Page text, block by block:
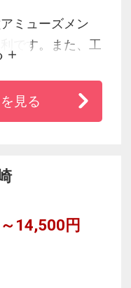
ミューズメン
です。また、工
ジネス、レジャ
会場もご用意い
見る
14,500円